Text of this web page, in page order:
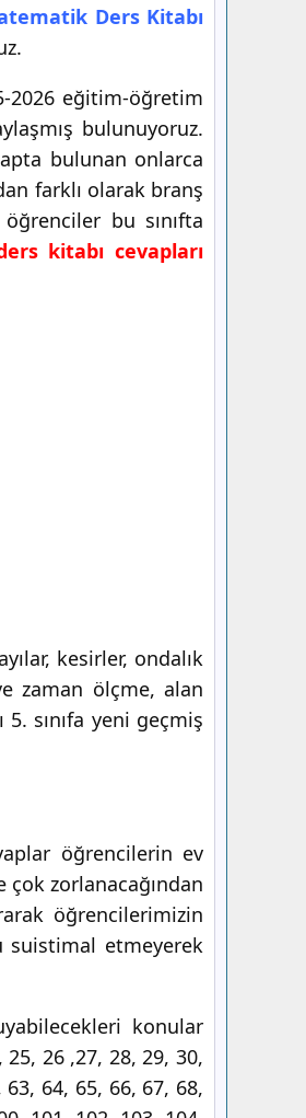
Ders Kitabı
2026 eğitim-öğretim
bulunuyoruz.
bulunan onlarca
farklı olarak branş
bu sınıfta
kitabı cevapları
kesirler, ondalık
zaman ölçme, alan
sınıfa yeni geçmiş
öğrencilerin ev
çok zorlanacağından
öğrencilerimizin
suistimal etmeyerek
konular
26 ,27, 28, 29, 30,
64, 65, 66, 67, 68,